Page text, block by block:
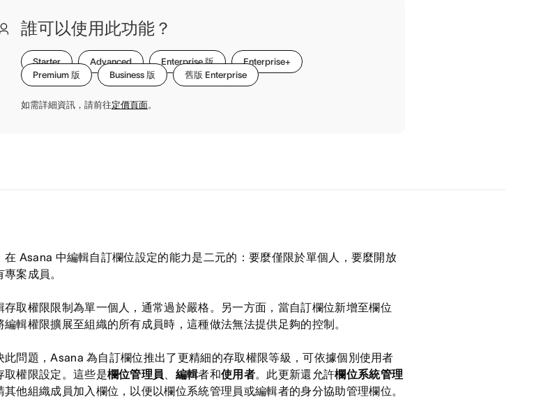
誰可以使用此功能？
Starter Advanced Enterprise 版
Enterprise+
Premium 版
Business 版 舊版 Enterprise
如需詳細資訊，請前往定價頁面。
在 Asana 中編輯自訂欄位設定的能力是二元的：要麼僅限於單個人，要麼開放
案成員。
存取權限限制為單一個人，通常過於嚴格。另一方面，當自訂欄位新增至欄位
編輯權限擴展至組織的所有成員時，這種做法無法提供足夠的控制。
此問題，Asana 為自訂欄位推出了更精細的存取權限等級，可依據個別使用者
取權限設定。這些是欄位管理員 編輯者和使用者。此更新還允許欄位系統管理
其他組織成員加入欄位，以便以欄位系統管理員或編輯者的身分協助管理欄位。